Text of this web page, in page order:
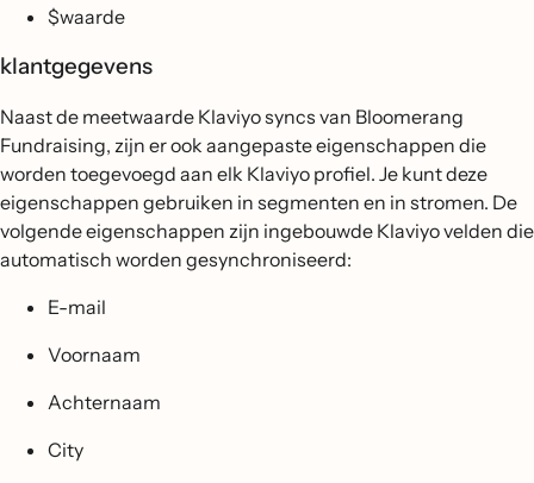
$waarde
klantgegevens
Naast de meetwaarde Klaviyo syncs van Bloomerang
Fundraising, zijn er ook aangepaste eigenschappen die
worden toegevoegd aan elk Klaviyo profiel. Je kunt deze
eigenschappen gebruiken in segmenten en in stromen. De
volgende eigenschappen zijn ingebouwde Klaviyo velden die
automatisch worden gesynchroniseerd:
E-mail
Voornaam
Achternaam
City